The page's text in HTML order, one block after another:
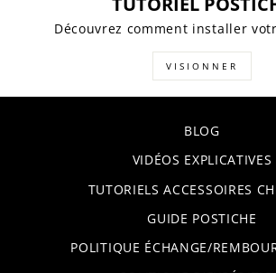
Découvrez comment installer
VISIONNER
BLOG
VIDÉOS EXPLICATIVES
TUTORIELS ACCESSOIRES
GUIDE POSTICHE
POLITIQUE ÉCHANGE/